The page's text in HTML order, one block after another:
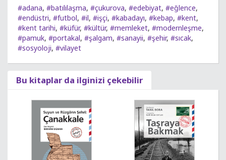
#adana, #batılılaşma, #çukurova, #edebiyat, #eğlence,
#endüstri, #futbol, #il, #işçi, #kabadayı, #kebap, #kent,
#kent tarihi, #küfür, #kültür, #memleket, #modernleşme,
#pamuk, #portakal, #şalgam, #sanayii, #şehir, #sıcak,
#sosyoloji, #vilayet
Bu kitaplar da ilginizi çekebilir